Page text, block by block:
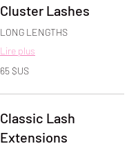
Cluster Lashes
LONG LENGTHS
Lire plus
65
dollars
65 $US
Classic Lash
Extensions